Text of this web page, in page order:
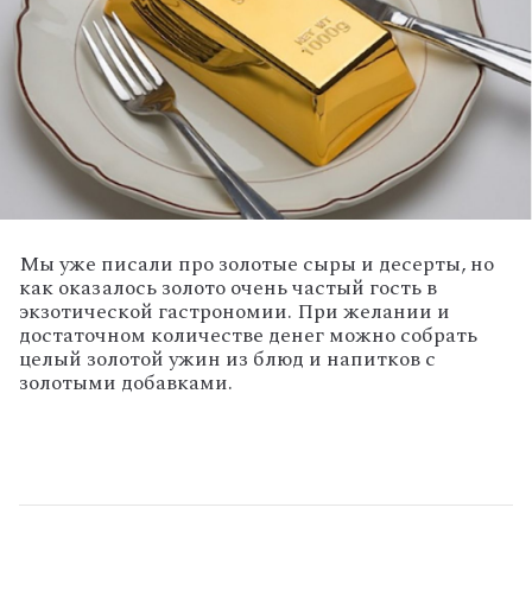
Мы уже писали про золотые сыры и десерты, но
как оказалось золото очень частый гость в
экзотической гастрономии. При желании и
достаточном количестве денег можно собрать
целый золотой ужин из блюд и напитков с
золотыми добавками.